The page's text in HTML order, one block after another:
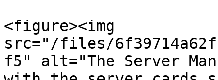
<figure><img
src="/files/
f5" alt="The Server